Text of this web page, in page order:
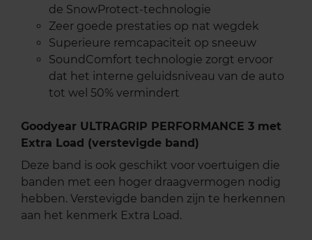
de SnowProtect-technologie
Zeer goede prestaties op nat wegdek
Superieure remcapaciteit op sneeuw
SoundComfort technologie zorgt ervoor
dat het interne geluidsniveau van de auto
tot wel 50% vermindert
Goodyear ULTRAGRIP PERFORMANCE 3 met
Extra Load (verstevigde band)
Deze band is ook geschikt voor voertuigen die
banden met een hoger draagvermogen nodig
hebben. Verstevigde banden zijn te herkennen
aan het kenmerk Extra Load.